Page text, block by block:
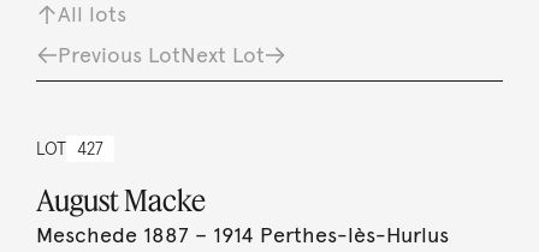
All lots
Previous LotNext Lot
LOT 427
August Macke
Meschede 1887 – 1914 Perthes-lès-Hurlus